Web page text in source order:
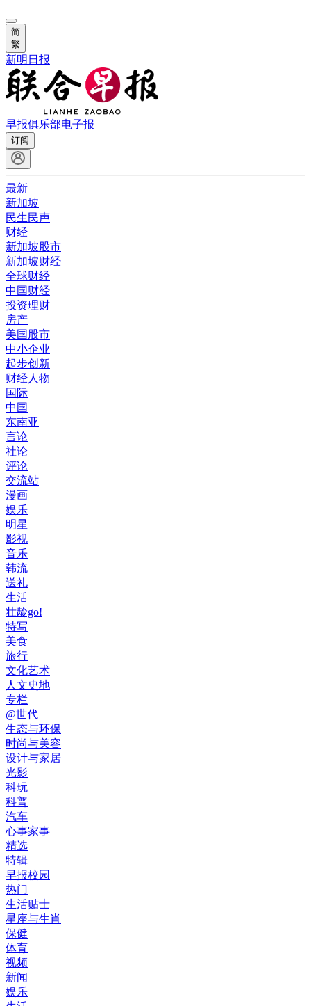
简
繁
新明日报
早报俱乐部电子报
订阅
最新
新加坡
民生民声
财经
新加坡股市
新加坡财经
全球财经
中国财经
投资理财
房产
美国股市
中小企业
起步创新
财经人物
国际
中国
东南亚
言论
社论
评论
交流站
漫画
娱乐
明星
影视
音乐
韩流
送礼
生活
壮龄go!
特写
美食
旅行
文化艺术
人文史地
专栏
@世代
生态与环保
时尚与美容
设计与家居
光影
科玩
科普
汽车
心事家事
精选
特辑
早报校园
热门
生活贴士
星座与生肖
保健
体育
视频
新闻
娱乐